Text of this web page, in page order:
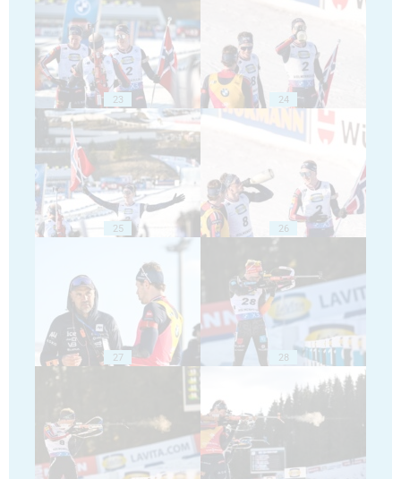
23 24
25 26
27 28